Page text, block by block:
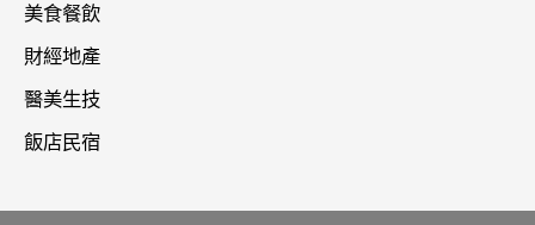
美食餐飲
財經地產
醫美生技
飯店民宿